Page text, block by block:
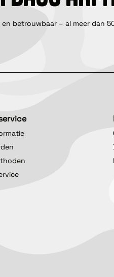
en betrouwbaar – al meer dan